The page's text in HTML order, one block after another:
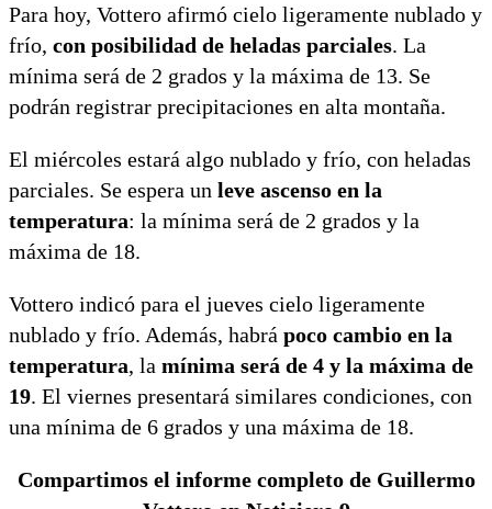
Para hoy, Vottero afirmó cielo ligeramente nublado y
frío, con posibilidad de heladas parciales. La
mínima será de 2 grados y la máxima de 13. Se
podrán registrar precipitaciones en alta montaña.
El miércoles estará algo nublado y frío, con heladas
parciales. Se espera un leve ascenso en la
temperatura: la mínima será de 2 grados y la
máxima de 18.
Vottero indicó para el jueves cielo ligeramente
nublado y frío. Además, habrá poco cambio en la
temperatura, la mínima será de 4 y la máxima de
19. El viernes presentará similares condiciones, con
una mínima de 6 grados y una máxima de 18.
Compartimos el informe completo de Guillermo